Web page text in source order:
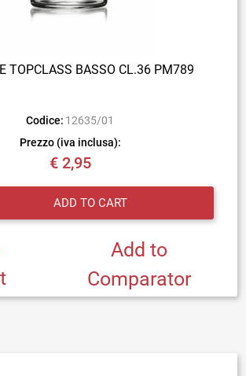
TOPCLASS BASSO CL.36 PM789
Codice: 12635/01
Prezzo (iva inclusa):
€ 2,95
ADD TO CART
Add to
Comparator